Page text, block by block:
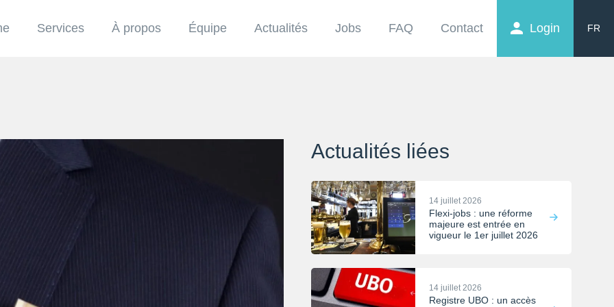
Services À propos Équipe Actualités Jobs FAQ Contact Login
FR
Actualités liées
14 juillet 2026
Flexi-jobs : une réforme
majeure est entrée en
vigueur le 1er juillet 2026
14 juillet 2026
Registre UBO : un accès